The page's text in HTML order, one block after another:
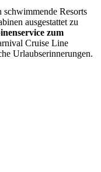
schwimmende Resorts
ausgestattet zu
zum
Cruise Line
Urlaubserinnerungen.